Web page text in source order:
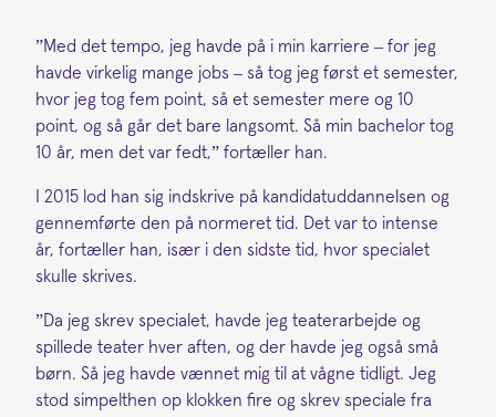
”Med det tempo, jeg havde på i min karriere – for jeg
havde virkelig mange jobs – så tog jeg først et semester,
hvor jeg tog fem point, så et semester mere og 10
point, og så går det bare langsomt. Så min bachelor tog
10 år, men det var fedt,” fortæller han.
I 2015 lod han sig indskrive på kandidatuddannelsen og
gennemførte den på normeret tid. Det var to intense
år, fortæller han, især i den sidste tid, hvor specialet
skulle skrives.
”Da jeg skrev specialet, havde jeg teaterarbejde og
spillede teater hver aften, og der havde jeg også små
børn. Så jeg havde vænnet mig til at vågne tidligt. Jeg
stod simpelthen op klokken fire og skrev speciale fra